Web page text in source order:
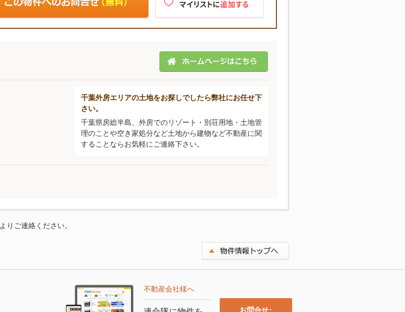
千葉外房エリアの土地をお探しでしたら弊社にお任せ下
さい。
千葉県房総半島、外房でのリゾート・別荘用地・土地管
理のことや空き家処分など土地から建物など不動産に関
することならお気軽にご連絡下さい。
よりご連絡ください。
不動産会社様へ
お問合せ･